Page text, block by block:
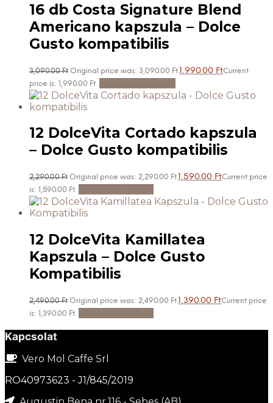
16 db Costa Signature Blend
Americano kapszula – Dolce
Gusto kompatibilis
3,090.00Ft Original price was: 3,090.00 Ft.1,990.00 FtCurrent
price is: 1,990.00 Ft.
12 DolceVita Cortado kapszula
– Dolce Gusto kompatibilis
2,290.00Ft Original price was: 2,290.00 Ft.1,590.00 FtCurrent price
is: 1,590.00 Ft.
12 DolceVita Kamillatea
Kapszula – Dolce Gusto
Kompatibilis
2,490.00Ft Original price was: 2,490.00 Ft.1,390.00 FtCurrent price
is: 1,390.00 Ft.
Kapcsolat
Vero Mol Caffe Srl
RO40973623 - J1/845/2019